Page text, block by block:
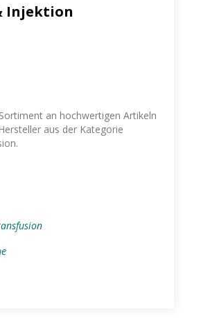
Injektion
an hochwertigen Artikeln
aus der Kategorie